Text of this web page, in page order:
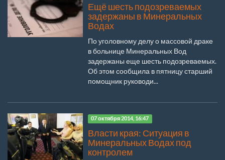
Ещё шесть подозреваемых
задержаны в Минеральных
Водах
По уголовному делу о массовой драке
в больнице Минеральных Вод
задержаны еще шесть подозреваемых.
Об этом сообщила в пятницу старший
помощник руководи...
07 октября 2014, 16:47
Власти края: Ситуация в
Минеральных Водах под
контролем